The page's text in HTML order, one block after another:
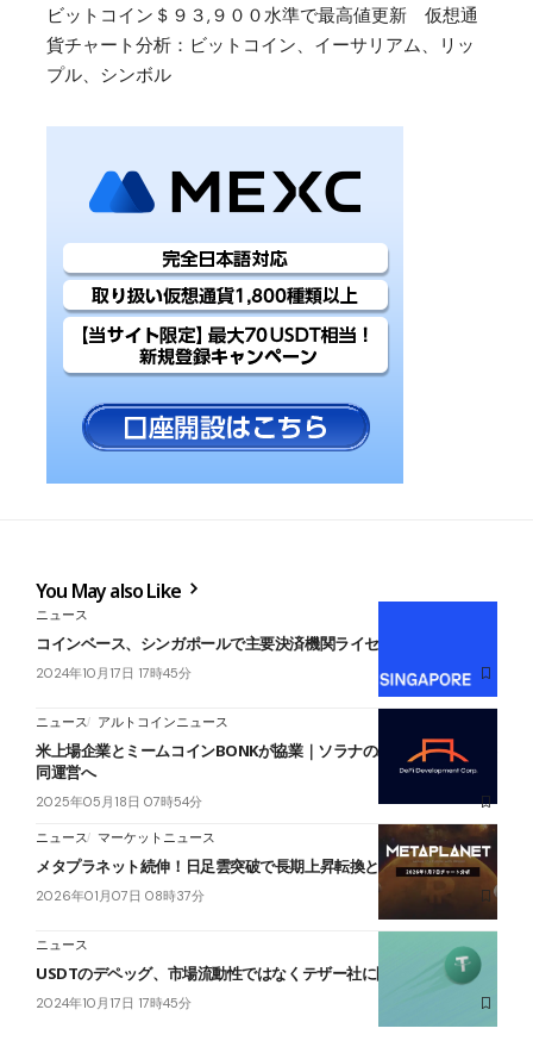
ビットコイン＄９３,９００水準で最高値更新 仮想通
貨チャート分析：ビットコイン、イーサリアム、リッ
プル、シンボル
You May also Like
ニュース
コインベース、シンガポールで主要決済機関ライセンスを取得
2024年10月17日 17時45分
ニュース アルトコインニュース
米上場企業とミームコインBONKが協業｜ソラナのバリデーターを共
同運営へ
2025年05月18日 07時54分
ニュース マーケットニュース
メタプラネット続伸！日足雲突破で長期上昇転換となるかに注目
2026年01月07日 08時37分
ニュース
USDTのデペッグ、市場流動性ではなくテザー社に問題あると指摘
2024年10月17日 17時45分